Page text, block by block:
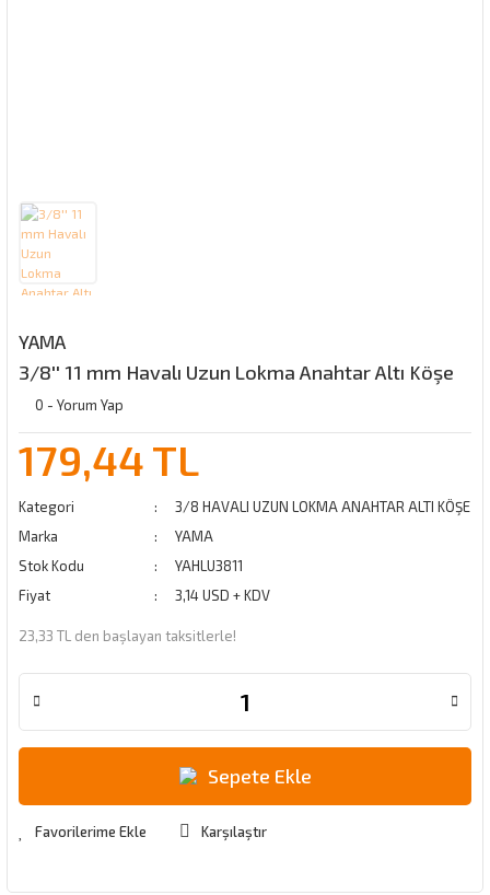
YAMA
3/8'' 11 mm Havalı Uzun Lokma Anahtar Altı Köşe
0 - Yorum Yap
179,44 TL
Kategori
3/8 HAVALI UZUN LOKMA ANAHTAR ALTI KÖŞE
Marka
YAMA
Stok Kodu
YAHLU3811
Fiyat
3,14 USD + KDV
23,33 TL den başlayan taksitlerle!
Sepete Ekle
Karşılaştır